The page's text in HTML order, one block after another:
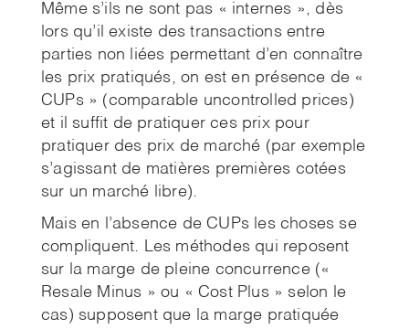
Même s’ils ne sont pas « internes », dès
lors qu’il existe des transactions entre
parties non liées permettant d’en connaître
les prix pratiqués, on est en présence de «
CUPs » (comparable uncontrolled prices)
et il suffit de pratiquer ces prix pour
pratiquer des prix de marché (par exemple
s’agissant de matières premières cotées
sur un marché libre).
Mais en l’absence de CUPs les choses se
compliquent. Les méthodes qui reposent
sur la marge de pleine concurrence («
Resale Minus » ou « Cost Plus » selon le
cas) supposent que la marge pratiquée